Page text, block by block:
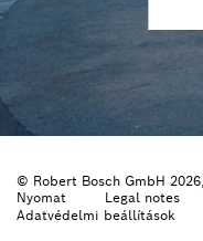
© Robert Bosch GmbH
Nyomat
Legal notes
Adatvédelmi beállítások